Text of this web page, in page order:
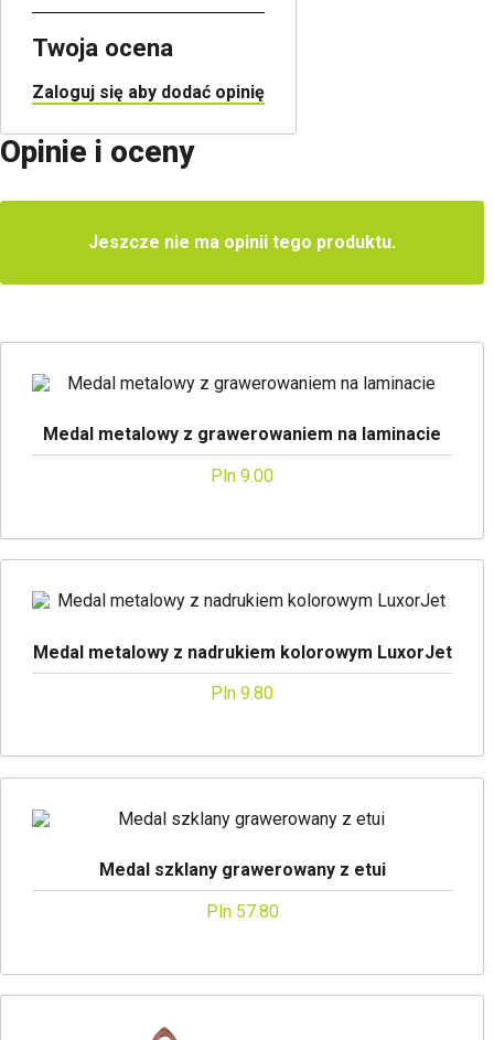
Twoja ocena
Zaloguj się aby dodać opinię
Opinie i oceny
Jeszcze nie ma opinii tego produktu.
Medal metalowy z grawerowaniem na laminacie
Pln 9.00
Medal metalowy z nadrukiem kolorowym LuxorJet
Pln 9.80
Medal szklany grawerowany z etui
Pln 57.80